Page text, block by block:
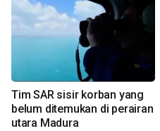
Tim SAR sisir korban yang
belum ditemukan di perairan
utara Madura